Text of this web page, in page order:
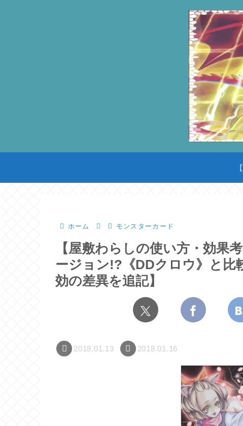
ホーム モンスターカード
【屋敷わらしの使い方・効果
ージョン!?《DDクロウ》と比
効の差異を追記】
2018.01.13 2018.01.16